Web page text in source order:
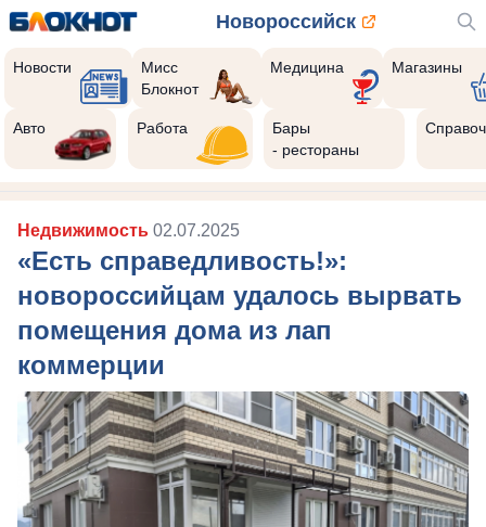
Новороссийск
Новости
Мисс
Блокнот
Медицина Магазины
Авто Работа
Бары
- рестораны
Недвижимость 02.07.2025
«Есть справедливость!»:
новороссийцам удалось вырвать
помещения дома из лап
коммерции